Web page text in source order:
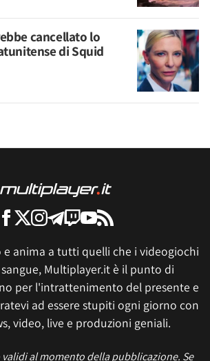
cancellato lo
di Squid
e anima a tutti quelli che i videogiochi
Multiplayer.it è il punto di
per l'intrattenimento del presente e
ad essere stupiti ogni giorno con
video, live e produzioni geniali.
validi al momento della pubblicazione. Se